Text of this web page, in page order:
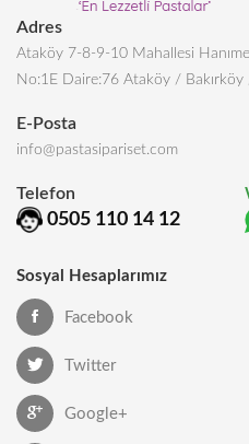
Adres
Ataköy 7-8-9-10 Mahallesi
No:1E Daire:76 Ataköy / Bakırköy
E-Posta
info@pastasipariset.com
Telefon
0505 110 14 12
Sosyal Hesaplarımız
Facebook
Twitter
Google+